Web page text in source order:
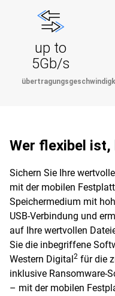
up to
5Gb/s
Wer flexibel ist,
Sichern Sie Ihre
mit der mobilen
Speichermedium mit
USB-Verbindung und
auf Ihre wertvollen
Sie die inbegriffene
Western Digital2 für die
inklusive Ransomware-
– mit der mobilen